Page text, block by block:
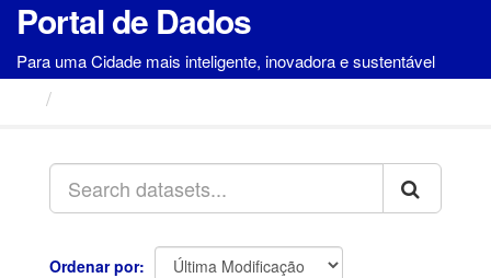
Portal de Dados
Para uma Cidade mais inteligente, inovadora e sustentável
Ordenar por